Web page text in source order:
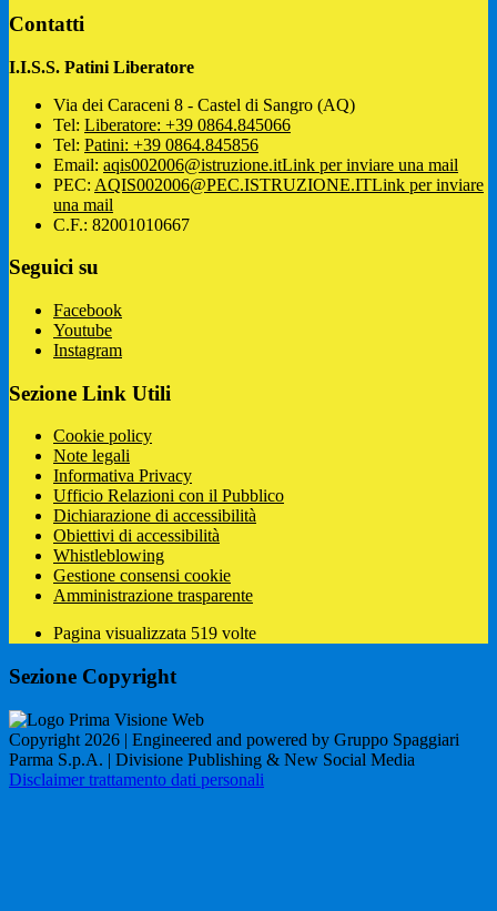
Contatti
I.I.S.S. Patini Liberatore
Via dei Caraceni 8 - Castel di Sangro (AQ)
Tel: Liberatore: +39 0864.845066
Tel: Patini: +39 0864.845856
Email: aqis002006@istruzione.itLink per inviare una mail
PEC: AQIS002006@PEC.ISTRUZIONE.ITLink per inviare
una mail
C.F.: 82001010667
Seguici su
Facebook
Youtube
Instagram
Sezione Link Utili
Cookie policy
Note legali
Informativa Privacy
Ufficio Relazioni con il Pubblico
Dichiarazione di accessibilità
Obiettivi di accessibilità
Whistleblowing
Gestione consensi cookie
Amministrazione trasparente
Pagina visualizzata 519 volte
Sezione Copyright
Copyright 2026 | Engineered and powered by Gruppo Spaggiari
Parma S.p.A. | Divisione Publishing & New Social Media
Disclaimer trattamento dati personali